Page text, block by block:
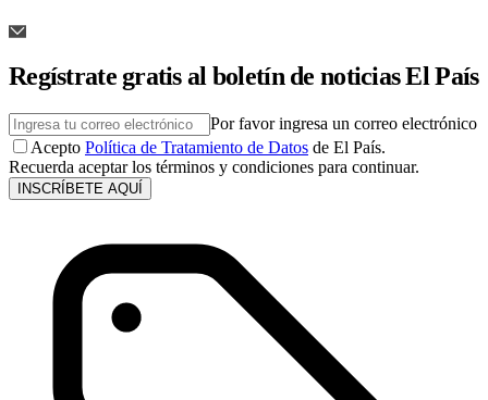
Regístrate gratis al boletín de noticias El País
Por favor ingresa un correo electrónico
Acepto Política de Tratamiento de Datos de El País.
Recuerda aceptar los términos y condiciones para continuar.
INSCRÍBETE AQUÍ